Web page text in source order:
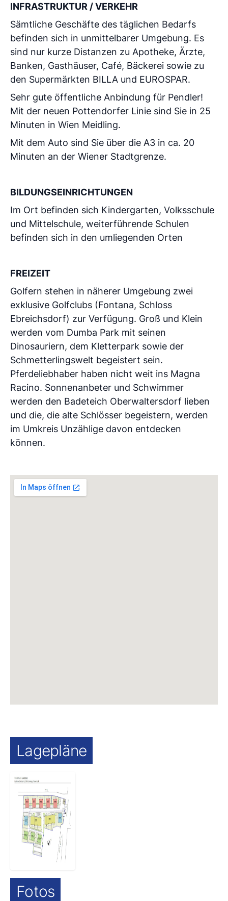
INFRASTRUKTUR / VERKEHR
Sämtliche Geschäfte des täglichen Bedarfs
befinden sich in unmittelbarer Umgebung. Es
sind nur kurze Distanzen zu Apotheke, Ärzte,
Banken, Gasthäuser, Café, Bäckerei sowie zu
den Supermärkten BILLA und EUROSPAR.
Sehr gute öffentliche Anbindung für Pendler!
Mit der neuen Pottendorfer Linie sind Sie in 25
Minuten in Wien Meidling.
Mit dem Auto sind Sie über die A3 in ca. 20
Minuten an der Wiener Stadtgrenze.
BILDUNGSEINRICHTUNGEN
Im Ort befinden sich Kindergarten, Volksschule
und Mittelschule, weiterführende Schulen
befinden sich in den umliegenden Orten
FREIZEIT
Golfern stehen in näherer Umgebung zwei
exklusive Golfclubs (Fontana, Schloss
Ebreichsdorf) zur Verfügung. Groß und Klein
werden vom Dumba Park mit seinen
Dinosauriern, dem Kletterpark sowie der
Schmetterlingswelt begeistert sein.
Pferdeliebhaber haben nicht weit ins Magna
Racino. Sonnenanbeter und Schwimmer
werden den Badeteich Oberwaltersdorf lieben
und die, die alte Schlösser begeistern, werden
im Umkreis Unzählige davon entdecken
können.
Lagepläne
Fotos